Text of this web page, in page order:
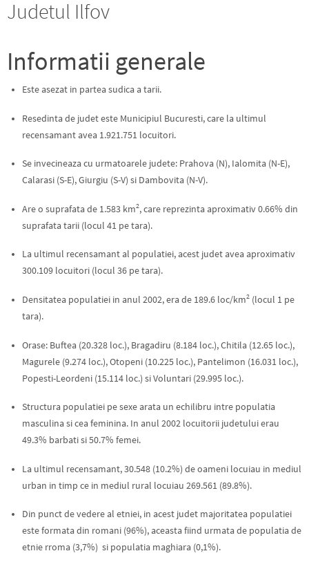
Judetul Ilfov
Informatii generale
Este asezat in partea sudica a tarii.
Resedinta de judet este Municipiul Bucuresti, care la ultimul
recensamant avea 1.921.751 locuitori.
Se invecineaza cu urmatoarele judete: Prahova (N), Ialomita (N-E),
Calarasi (S-E), Giurgiu (S-V) si Dambovita (N-V).
Are o suprafata de 1.583 km2, care reprezinta aproximativ 0.66% din
suprafata tarii (locul 41 pe tara).
La ultimul recensamant al populatiei, acest judet avea aproximativ
300.109 locuitori (locul 36 pe tara).
Densitatea populatiei in anul 2002, era de 189.6 loc/km2(locul 1 pe
tara).
Orase: Buftea (20.328 loc.), Bragadiru (8.184 loc.), Chitila (12.65 loc.),
Magurele (9.274 loc.), Otopeni (10.225 loc.), Pantelimon (16.031 loc.),
Popesti-Leordeni (15.114 loc.) si Voluntari (29.995 loc.).
Structura populatiei pe sexe arata un echilibru intre populatia
masculina si cea feminina. In anul 2002 locuitorii judetului erau
49.3% barbati si 50.7% femei.
La ultimul recensamant, 30.548 (10.2%) de oameni locuiau in mediul
urban in timp ce in mediul rural locuiau 269.561 (89.8%).
Din punct de vedere al etniei, in acest judet majoritatea populatiei
este formata din romani (96%), aceasta fiind urmata de populatia de
etnie rroma (3,7%) si populatia maghiara (0,1%).